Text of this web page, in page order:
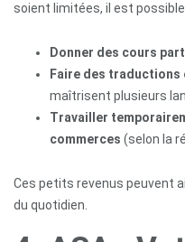
soient limitées, il est
Donner des cours
Faire des
maîtrisent plusieurs
Travailler
commerces (selon la
Ces petits revenus peuvent
du quotidien.